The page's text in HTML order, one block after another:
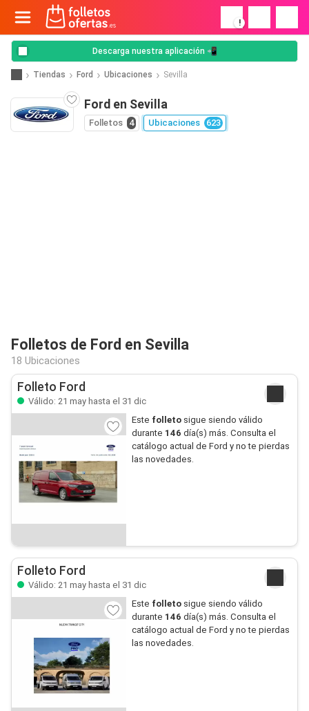
!
Descarga nuestra aplicación 📲
Tiendas Ford Ubicaciones Sevilla
Ford en Sevilla
Folletos 4 Ubicaciones 623
Folletos de Ford en Sevilla
18 Ubicaciones
Folleto Ford
Válido: 21 may hasta el 31 dic
Este folletosigue siendo válido
durante 146 día(s) más. Consulta el
catálogo actual de Ford y no te pierdas
las novedades.
Folleto Ford
Válido: 21 may hasta el 31 dic
Este folletosigue siendo válido
durante 146 día(s) más. Consulta el
catálogo actual de Ford y no te pierdas
las novedades.